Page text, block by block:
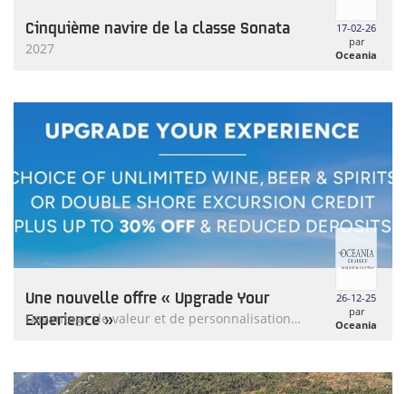
Cinquième navire de la classe Sonata
2027
17-02-26
par
Oceania
Une nouvelle offre « Upgrade Your
Experience »
Davantage de valeur et de personnalisation
sur plus de 140 croisières de luxe
26-12-25
par
Oceania